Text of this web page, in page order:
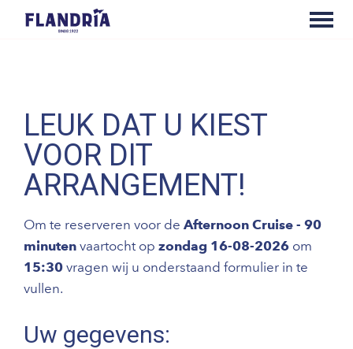
LEUK DAT U KIEST
VOOR DIT
ARRANGEMENT!
Om te reserveren voor de Afternoon Cruise - 90
minuten vaartocht op zondag 16-08-2026 om
15:30 vragen wij u onderstaand formulier in te
vullen.
Uw gegevens: